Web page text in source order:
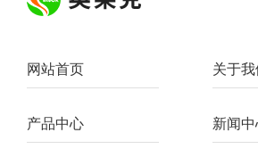
网站首页 关于我
产品中心 新闻